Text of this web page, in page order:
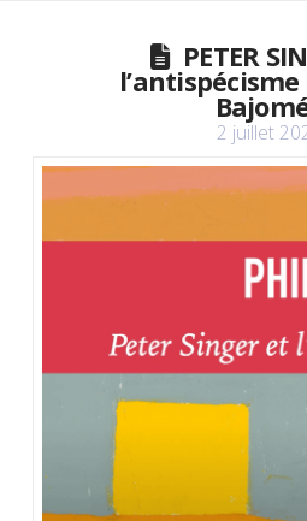
PETER
2 juillet